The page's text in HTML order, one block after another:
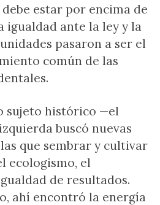
estar por encima de
igualdad ante la ley y la
pasaron a ser el
común de las
sujeto histórico —el
buscó nuevas
que sembrar y cultivar
ecologismo, el
de resultados.
ahí encontró la energía